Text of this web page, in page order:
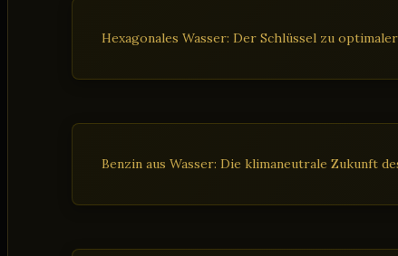
Hexagonales Wasser: Der Schlüssel zu
Benzin aus Wasser: Die klimaneutrale Zukunft